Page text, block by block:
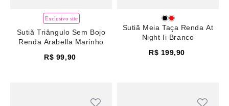
Exclusivo site
Sutiã Triângulo Sem Bojo
Renda Arabella Marinho
R$ 99,90
Sutiã Meia Taça Renda At
Night Ii Branco
R$ 199,90